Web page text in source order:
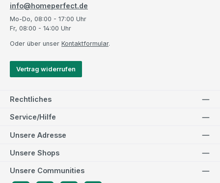
info@homeperfect.de
Mo-Do, 08:00 - 17:00 Uhr
Fr, 08:00 - 14:00 Uhr
Oder über unser Kontaktformular.
Vertrag widerrufen
Rechtliches
Service/Hilfe
Unsere Adresse
Unsere Communities
Unsere Shops